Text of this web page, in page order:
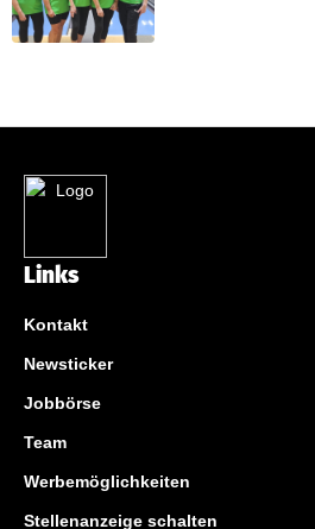
Links
Kontakt
Newsticker
Jobbörse
Team
Werbemöglichkeiten
Stellenanzeige schalten